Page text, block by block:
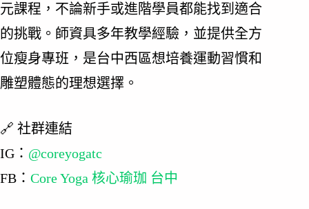
元課程，不論新手或進階學員都能找到適合
的挑戰。師資具多年教學經驗，並提供全方
位瘦身專班，是台中西區想培養運動習慣和
雕塑體態的理想選擇。
🔗 社群連結
IG： @coreyogatc
FB： Core Yoga 核心瑜珈 台中